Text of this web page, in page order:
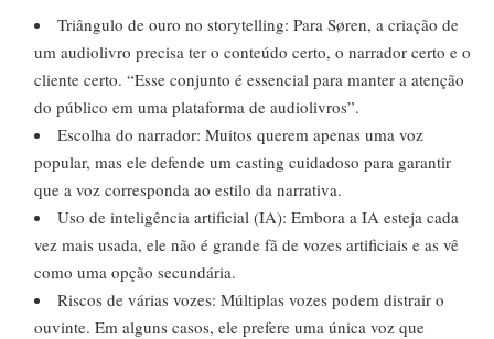
Triângulo de ouro no storytelling: Para Søren, a criação de
um audiolivro precisa ter o conteúdo certo, o narrador certo e o
cliente certo. “Esse conjunto é essencial para manter a atenção
do público em uma plataforma de audiolivros”.
Escolha do narrador: Muitos querem apenas uma voz
popular, mas ele defende um casting cuidadoso para garantir
que a voz corresponda ao estilo da narrativa.
Uso de inteligência artificial (IA): Embora a IA esteja cada
vez mais usada, ele não é grande fã de vozes artificiais e as vê
como uma opção secundária.
Riscos de várias vozes: Múltiplas vozes podem distrair o
ouvinte. Em alguns casos, ele prefere uma única voz que